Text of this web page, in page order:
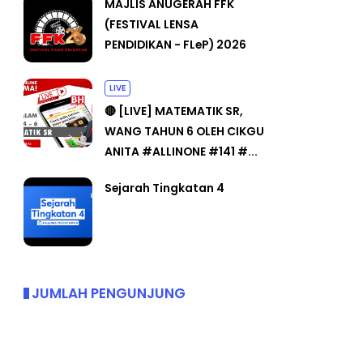
MAJLIS ANUGERAH FFK
(FESTIVAL LENSA
PENDIDIKAN - FLeP) 2026
LIVE
🔴 [LIVE] MATEMATIK SR,
WANG TAHUN 6 OLEH CIKGU
ANITA #ALLINONE #141 #...
Sejarah Tingkatan 4
JUMLAH PENGUNJUNG